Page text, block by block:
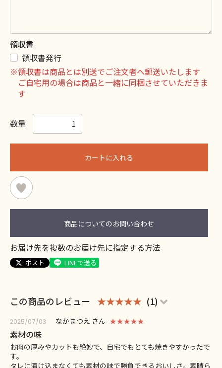
領収書
領収書発行
※領収書は商品とは別送でご注文者へ郵送いたします
ご自宅用の場合は商品と一緒に同梱させていただきま
す
数量
カートに入れる
商品についてのお問い合わせ
お届け先を複数のお届け先に指定する方法
ポスト LINEで送る
この商品のレビュー ★★★★★ (1)
2025/07/03 なかまつえ さん ★★★★★
素材の味
お肉の厚みやカットも絶妙で、自宅でもとても焼きやすかったで
す。
タレに漬け込まなくても素材の味で勝負できるおいしさ。素晴ら